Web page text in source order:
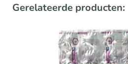
Gerelateerde producten: